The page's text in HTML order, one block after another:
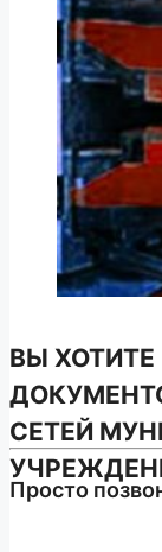
ВЫ
СЕТЕЙ
Просто